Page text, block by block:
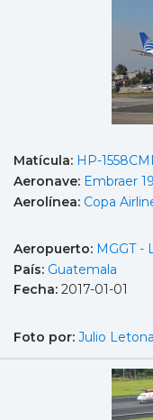
Matícula: HP-
Aeronave: Embraer
Aerolínea: Copa
Aeropuerto: MGGT -
País: Guatemala
Fecha: 2017-01-01
Foto por: Julio Letona